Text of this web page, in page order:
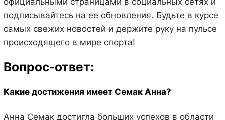
подписывайтесь на ее обновления. Будьте в курсе
самых свежих новостей и держите руку на пульсе
происходящего в мире спорта!
Вопрос-ответ:
Какие достижения имеет Семак Анна?
Анна Семак достигла больших успехов в области